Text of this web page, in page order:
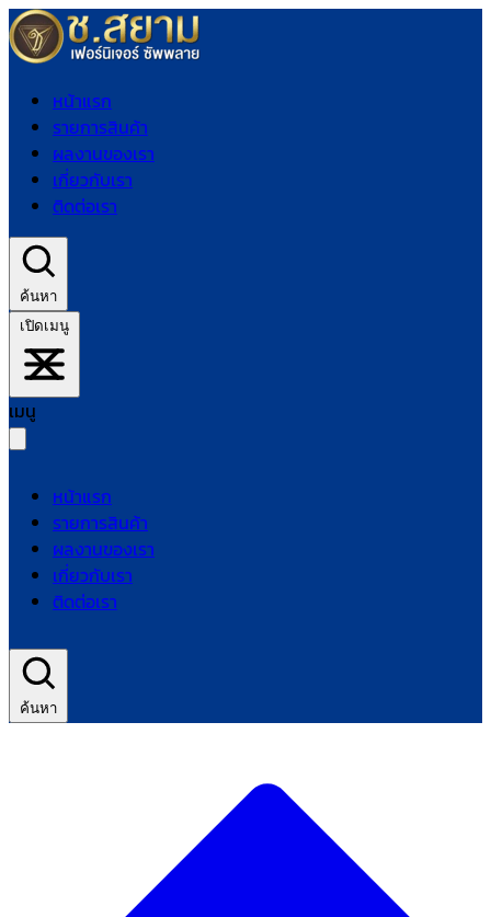
หน้าแรก
รายการสินค้า
ผลงานของเรา
เกี่ยวกับเรา
ติดต่อเรา
ค้นหา
เปิดเมนู
เมนู
หน้าแรก
รายการสินค้า
ผลงานของเรา
เกี่ยวกับเรา
ติดต่อเรา
ค้นหา